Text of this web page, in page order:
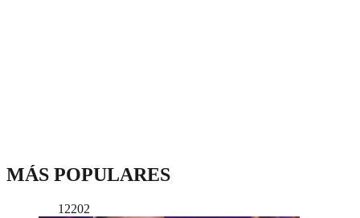
MÁS POPULARES
12202